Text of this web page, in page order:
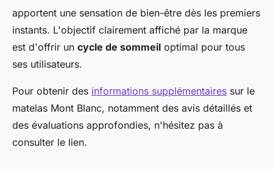
apportent une sensation de bien-être dès les premiers
instants. L'objectif clairement affiché par la marque
est d'offrir un cycle de sommeil optimal pour tous
ses utilisateurs.
Pour obtenir des informations supplémentaires sur le
matelas Mont Blanc, notamment des avis détaillés et
des évaluations approfondies, n'hésitez pas à
consulter le lien.